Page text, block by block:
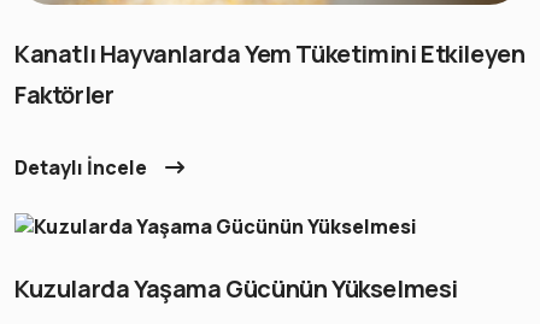
Kanatlı Hayvanlarda Yem Tüketimini Etkileyen
Faktörler
Detaylı İncele
Kuzularda Yaşama Gücünün Yükselmesi